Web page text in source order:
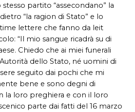
partito “assecondano” la
“la ragion di Stato” e lo
lettere che fanno da leit
“Il mio sangue ricadrà su di
Chiedo che ai miei funerali
dello Stato, né uomini di
seguito dai pochi che mi
bene e sono degni di
la loro preghiera e con il loro
parte dai fatti del 16 marzo